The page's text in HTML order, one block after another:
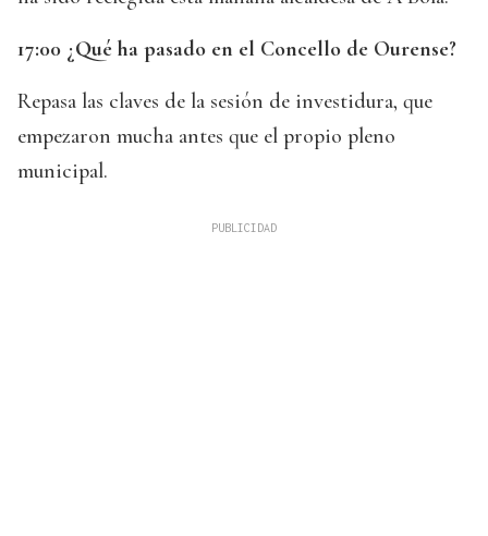
17:00 ¿Qué ha pasado en el Concello de Ourense?
Repasa las claves de la sesión de investidura, que
empezaron mucha antes que el propio pleno
municipal.